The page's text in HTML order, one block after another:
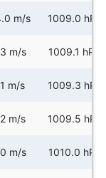
m/s 1009.0 hPa
m/s 1009.1 hPa
m/s 1009.3 hPa
m/s 1009.5 hPa
m/s 1010.0 hPa